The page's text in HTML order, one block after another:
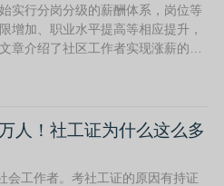
实行分岗分级的薪酬体系，岗位等
增加、职业水平提高等相应提升，
章介绍了社区工作者实现涨薪的4
人！社工证为什么这么多
会工作者。考社工证的原因有持证